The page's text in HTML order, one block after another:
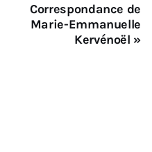
Correspondance de
Marie-Emmanuelle
Kervénoël »